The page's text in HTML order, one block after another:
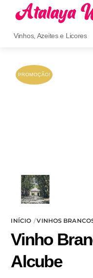
contentVinhos, Azeites e Licores
PROMOÇÃO!
INÍCIO VINHOS
Vinho
Alcube